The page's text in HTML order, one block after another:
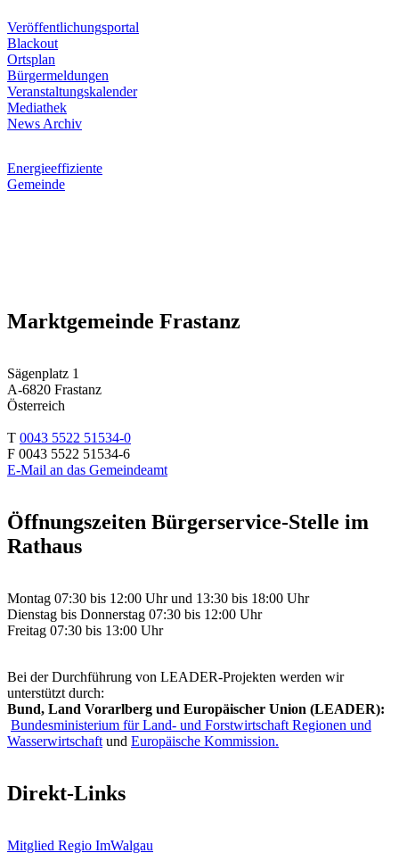
Veröffentlichungsportal
Blackout
Ortsplan
Bürgermeldungen
Veranstaltungskalender
Mediathek
News Archiv
Energieeffiziente
Gemeinde
Marktgemeinde Frastanz
Sägenplatz 1
A-6820 Frastanz
Österreich
T 0043 5522 51534-0
F 0043 5522 51534-6
E-Mail an das Gemeindeamt
Öffnungszeiten Bürgerservice-Stelle im
Rathaus
Montag 07:30 bis 12:00 Uhr und 13:30 bis 18:00 Uhr
Dienstag bis Donnerstag 07:30 bis 12:00 Uhr
Freitag 07:30 bis 13:00 Uhr
Bei der Durchführung von LEADER-Projekten werden wir
unterstützt durch:
Bund, Land Vorarlberg und Europäischer Union (LEADER):
Bundesministerium für Land- und Forstwirtschaft Regionen und
Wasserwirtschaft und Europäische Kommission.
Direkt-Links
Mitglied Regio ImWalgau